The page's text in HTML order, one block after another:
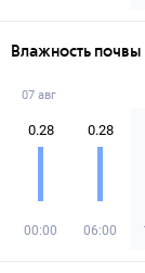
Влажность
07 авг
0.28
00:00
0.28
06:00